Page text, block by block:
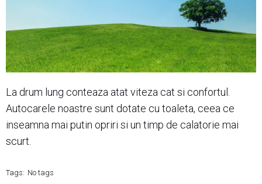
La drum lung conteaza atat viteza cat si confortul.
Autocarele noastre sunt dotate cu toaleta, ceea ce
inseamna mai putin opriri si un timp de calatorie mai
scurt.
Tags: No tags